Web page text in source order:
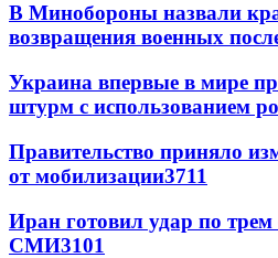
В Минобороны назвали
возвращения военных
Украина впервые в мире
штурм с использованием
Правительство приняло
от мобилизации3711
Иран готовил удар по
СМИ3101